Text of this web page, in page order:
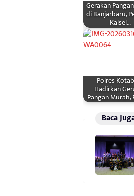
Gerakan
di Banjarbaru,
Kalsel…
Polres
Hadirkan
Pangan Murah,
Baca